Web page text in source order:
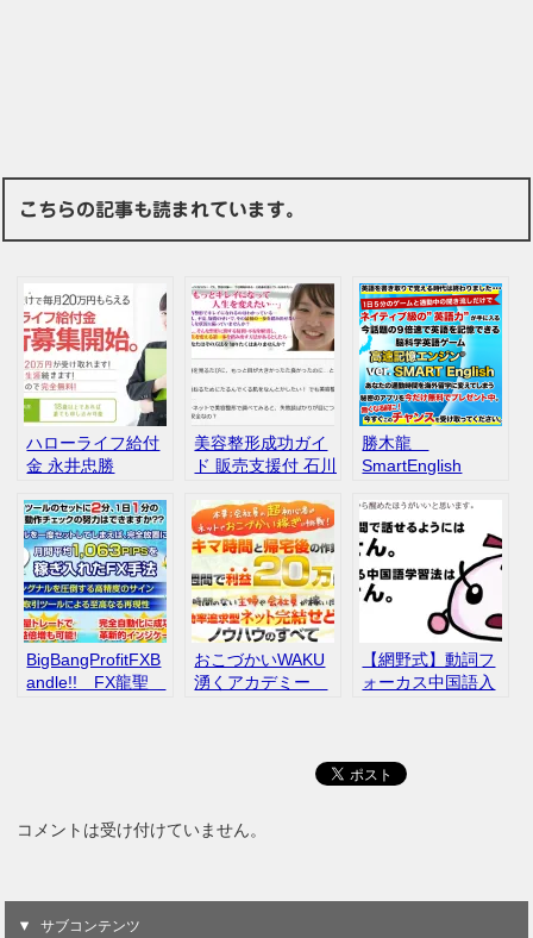
こちらの記事も読まれています。
ハローライフ給付
金 永井忠勝
イトセンター 口コ
ミ レビュー
美容整形成功ガイ
ド 販売支援付 石川
ト 評判 口コミ
勝木龍
SmartEnglish
BigBangProfitFXB
andle!! FX龍聖
おこづかいWAKU
湧くアカデミー
【網野式】動詞フ
ォーカス中国語入
ート付き ～初心
コメントは受け付けていません。
サブコンテンツ